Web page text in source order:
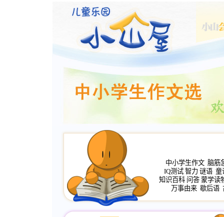
中小学生作文 脑筋
IQ测试 智力 谜语 童
知识百科 问答 蒙学读
万事由来 歇后语